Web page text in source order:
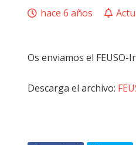
hace 6 años
Os enviamos el
Descarga el archivo: